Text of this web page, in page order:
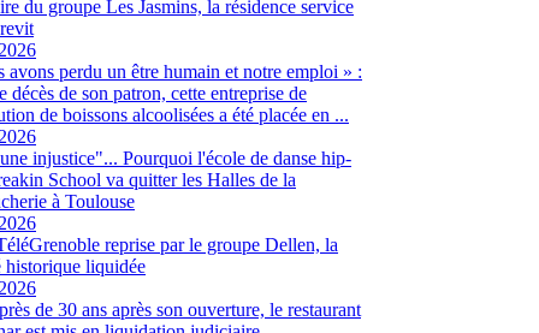
du groupe Les Jasmins, la résidence service
avons perdu un être humain et notre emploi » :
décès de son patron, cette entreprise de
de boissons alcoolisées a été placée en ...
injustice"... Pourquoi l'école de danse hip-
School va quitter les Halles de la
à Toulouse
reprise par le groupe Dellen, la
historique liquidée
de 30 ans après son ouverture, le restaurant